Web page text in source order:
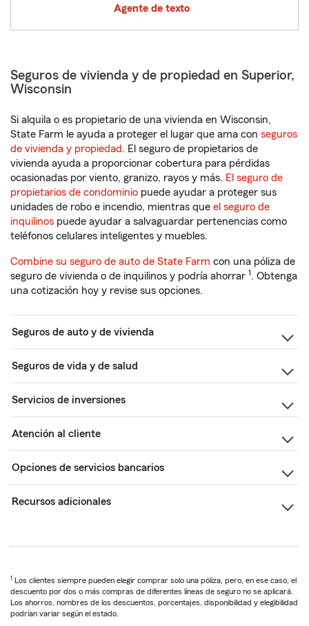
Agente de texto
Seguros de vivienda y de propiedad en Superior,
Wisconsin
Si alquila o es propietario de una vivienda en Wisconsin,
State Farm le ayuda a proteger el lugar que ama con seguros
de vivienda y propiedad. El seguro de propietarios de
vivienda ayuda a proporcionar cobertura para pérdidas
ocasionadas por viento, granizo, rayos y más. El seguro de
propietarios de condominio puede ayudar a proteger sus
unidades de robo e incendio, mientras que el seguro de
inquilinos puede ayudar a salvaguardar pertenencias como
teléfonos celulares inteligentes y muebles.
Combine su seguro de auto de State Farm con una póliza de
seguro de vivienda o de inquilinos y podría ahorrar 1. Obtenga
una cotización hoy y revise sus opciones.
Seguros de auto y de vivienda
Seguros de vida y de salud
Servicios de inversiones
Atención al cliente
Opciones de servicios bancarios
Recursos adicionales
1 Los clientes siempre pueden elegir comprar solo una póliza, pero, en ese caso, el
descuento por dos o más compras de diferentes líneas de seguro no se aplicará.
Los ahorros, nombres de los descuentos, porcentajes, disponibilidad y elegibilidad
podrían variar según el estado.